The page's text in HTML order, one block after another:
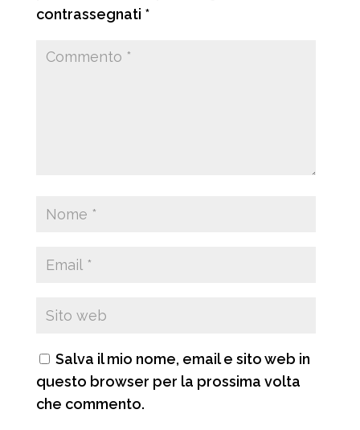
contrassegnati *
Salva il mio nome, email e sito web in
questo browser per la prossima volta
che commento.